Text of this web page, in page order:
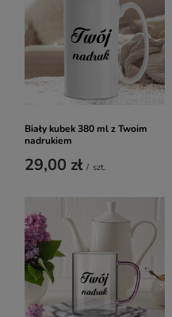
Biały kubek 380 ml z Twoim
nadrukiem
29,00 zł / szt.